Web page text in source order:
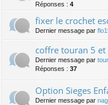
Réponses : 4
fixer le crochet
Dernier message par
coffre touran 5 et
Dernier message par
Réponses : 37
Option Sieges
Dernier message par